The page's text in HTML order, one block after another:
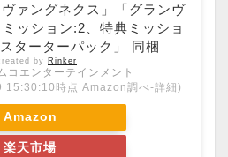
ヴァングネクス」「グランヴ
ッション:2、特典ミッショ
ターターパック」 同梱
by Rinker
コエンターテインメント
15:30:10時点 Amazon調べ-詳細)
Amazon
楽天市場